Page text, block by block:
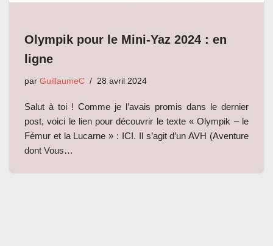
Olympik pour le Mini-Yaz 2024 : en
ligne
par GuillaumeC 28 avril 2024
Salut à toi ! Comme je l’avais promis dans le dernier
post, voici le lien pour découvrir le texte « Olympik – le
Fémur et la Lucarne » : ICI. Il s’agit d’un AVH (Aventure
dont Vous…